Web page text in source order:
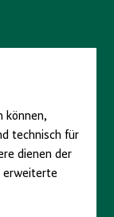
können,
technisch für
dienen der
erweiterte